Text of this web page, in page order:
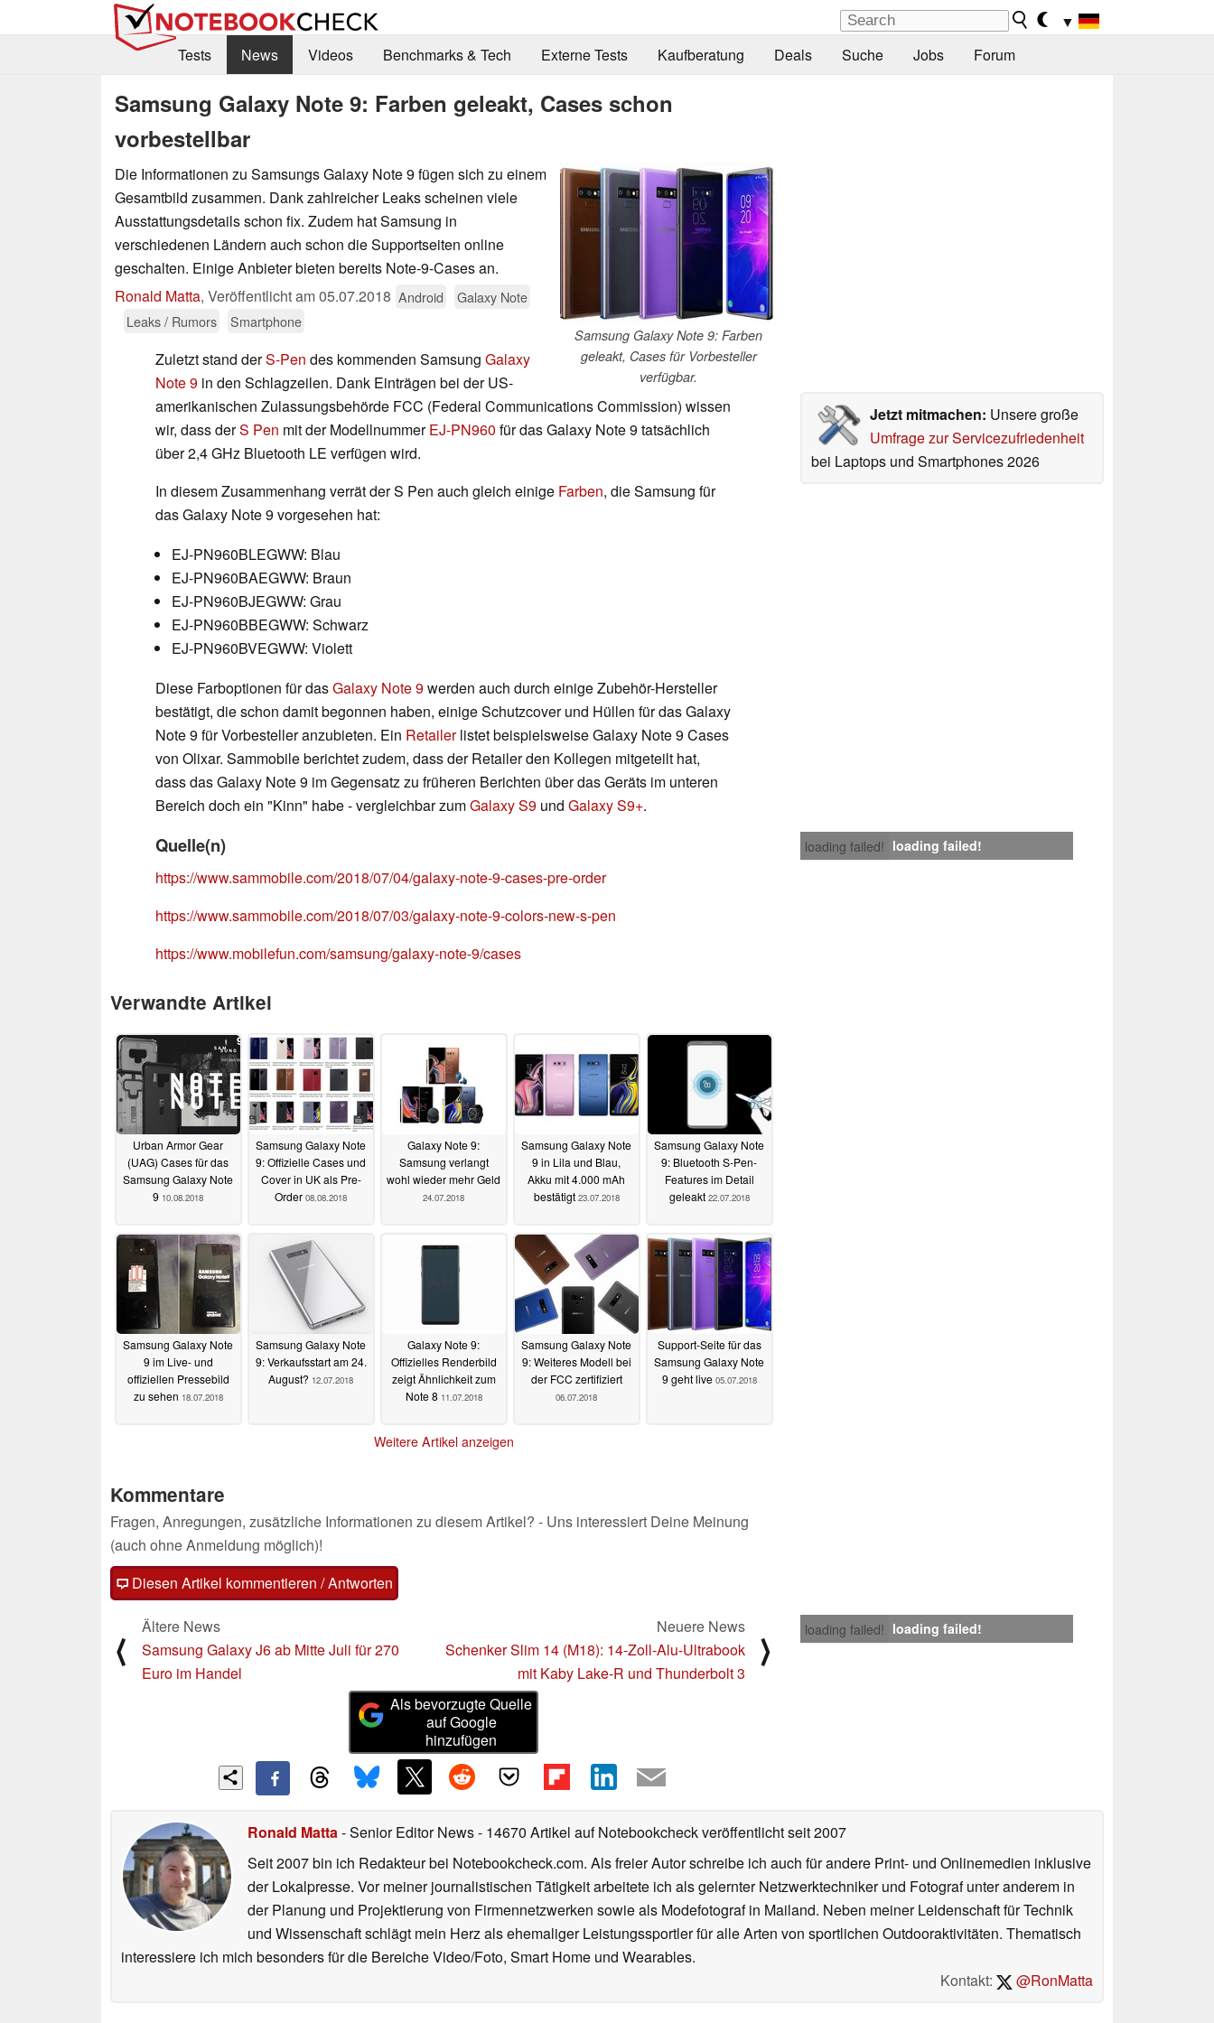
▼
Tests
News Videos Benchmarks & Tech Externe Tests Kaufberatung Deals Suche Jobs Forum
Samsung Galaxy Note 9: Farben geleakt, Cases schon
vorbestellbar
Samsung Galaxy Note 9: Farben
geleakt, Cases für Vorbesteller
verfügbar.
Die Informationen zu Samsungs Galaxy Note 9 fügen sich zu einem
Gesamtbild zusammen. Dank zahlreicher Leaks scheinen viele
Ausstattungsdetails schon fix. Zudem hat Samsung in
verschiedenen Ländern auch schon die Supportseiten online
geschalten. Einige Anbieter bieten bereits Note-9-Cases an.
Ronald Matta, Veröffentlicht am05.07.2018 Android
Galaxy Note
Leaks / Rumors
Smartphone
Jetzt mitmachen: Unsere große
Umfrage zur Servicezufriedenheit
bei Laptops und Smartphones 2026
Zuletzt stand derS-Pen des kommenden Samsung Galaxy
Note 9 in den Schlagzeilen. Dank Einträgen bei der US-
amerikanischen Zulassungsbehörde FCC (Federal Communications Commission) wissen
wir, dass derS Pen mit der ModellnummerEJ-PN960 für das Galaxy Note 9 tatsächlich
über 2,4 GHz Bluetooth LE verfügen wird.
In diesem Zusammenhang verrät der S Pen auch gleich einige Farben, die Samsung für
das Galaxy Note 9 vorgesehen hat:
EJ-PN960BLEGWW: Blau
EJ-PN960BAEGWW: Braun
EJ-PN960BJEGWW: Grau
EJ-PN960BBEGWW: Schwarz
EJ-PN960BVEGWW: Violett
Diese Farboptionen für dasGalaxy Note 9werden auch durch einige Zubehör-Hersteller
bestätigt, die schon damit begonnen haben, einige Schutzcover und Hüllen für das Galaxy
Note 9 für Vorbesteller anzubieten. Ein Retailerlistet beispielsweise Galaxy Note 9 Cases
von Olixar. Sammobile berichtet zudem, dass der Retailer den Kollegen mitgeteilt hat,
dass das Galaxy Note 9 im Gegensatz zu früheren Berichten über das Geräts im unteren
Bereich doch ein "Kinn" habe - vergleichbar zumGalaxy S9 und Galaxy S9+.
loading failed! loading failed!
Quelle(n)
https://www.sammobile.com/2018/07/04/galaxy-note-9-cases-pre-order
https://www.sammobile.com/2018/07/03/galaxy-note-9-colors-new-s-pen
https://www.mobilefun.com/samsung/galaxy-note-9/cases
Verwandte Artikel
Urban Armor Gear
(UAG) Cases für das
Samsung Galaxy Note
9 10.08.2018
Samsung Galaxy Note
9: Offizielle Cases und
Cover in UK als Pre-
Order 08.08.2018
Galaxy Note 9:
Samsung verlangt
wohl wieder mehr Geld
24.07.2018
Samsung Galaxy Note
9 in Lila und Blau,
Akku mit 4.000 mAh
bestätigt 23.07.2018
Samsung Galaxy Note
9: Bluetooth S-Pen-
Features im Detail
geleakt 22.07.2018
Samsung Galaxy Note
9 im Live- und
offiziellen Pressebild
zu sehen 18.07.2018
Samsung Galaxy Note
9: Verkaufsstart am 24.
August? 12.07.2018
Galaxy Note 9:
Offizielles Renderbild
zeigt Ähnlichkeit zum
Note 8 11.07.2018
Samsung Galaxy Note
9: Weiteres Modell bei
der FCC zertifiziert
06.07.2018
Support-Seite für das
Samsung Galaxy Note
9 geht live 05.07.2018
Weitere Artikel anzeigen
Kommentare
Fragen, Anregungen, zusätzliche Informationen zu diesem Artikel? - Uns interessiert Deine Meinung
(auch ohne Anmeldung möglich)!
Diesen Artikel kommentieren / Antworten
loading failed! loading failed!
⟨
Ältere News
Samsung Galaxy J6 ab Mitte Juli für 270
Euro im Handel
Neuere News
Schenker Slim 14 (M18): 14-Zoll-Alu-Ultrabook
mit Kaby Lake-R und Thunderbolt 3
⟩
Als bevorzugte Quelle
auf Google
hinzufügen
Ronald Matta- Senior Editor News- 14670 Artikel auf Notebookcheck veröffentlichtseit 2007
Seit 2007 bin ich Redakteur bei Notebookcheck.com. Als freier Autor schreibe ich auch für andere Print- und Onlinemedien inklusive
der Lokalpresse. Vor meiner journalistischen Tätigkeit arbeitete ich als gelernter Netzwerktechniker und Fotograf unter anderem in
der Planung und Projektierung von Firmennetzwerken sowie als Modefotograf in Mailand. Neben meiner Leidenschaft für Technik
und Wissenschaft schlägt mein Herz als ehemaliger Leistungssportler für alle Arten von sportlichen Outdooraktivitäten. Thematisch
interessiere ich mich besonders für die Bereiche Video/Foto, Smart Home und Wearables.
Kontakt:
@RonMatta